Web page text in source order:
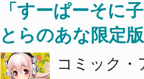
「すーぱーそに
とらのあな限定
コミック・